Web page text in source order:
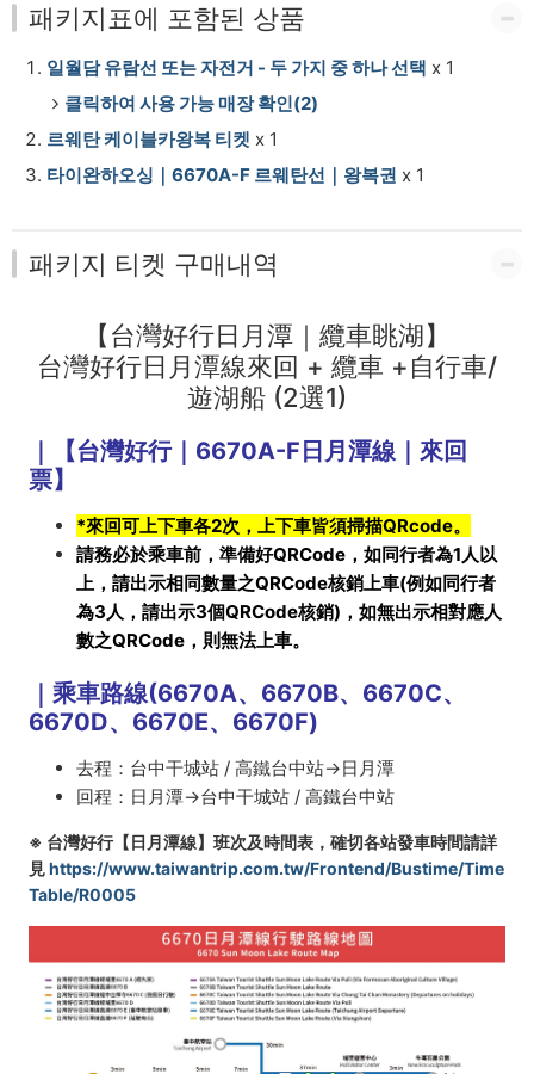
湖
船
(2
選
-
PASS
패키지표에 포함된 상품
일월담 유람선 또는 자전거 - 두 가지 중 하나 선택 x 1
클릭하여 사용 가능 매장 확인(2)
르웨탄 케이블카왕복 티켓 x 1
타이완하오싱｜6670A-F 르웨탄선｜왕복권 x 1
패키지 티켓 구매내역
【台灣好行日月潭｜纜車眺湖】
台灣好行日月潭線來回 + 纜車 +自行車/
遊湖船 (2選1)
｜【台灣好行｜6670A-F日月潭線｜來回
票】
*來回可上下車各2次，上下車皆須掃描QRcode。
請務必於乘車前，準備好QRCode，如同行者為1人以
上，請出示相同數量之QRCode核銷上車(例如同行者
為3人，請出示3個QRCode核銷)，如無出示相對應人
數之QRCode，則無法上車。
｜乘車路線(6670A、6670B、6670C、
6670D、6670E、6670F)
去程：台中干城站 / 高鐵台中站→日月潭
回程：日月潭→台中干城站 / 高鐵台中站
※ 台灣好行【日月潭線】班次及時間表，確切各站發車時間請詳
見https://www.taiwantrip.com.tw/Frontend/Bustime/Time
Table/R0005